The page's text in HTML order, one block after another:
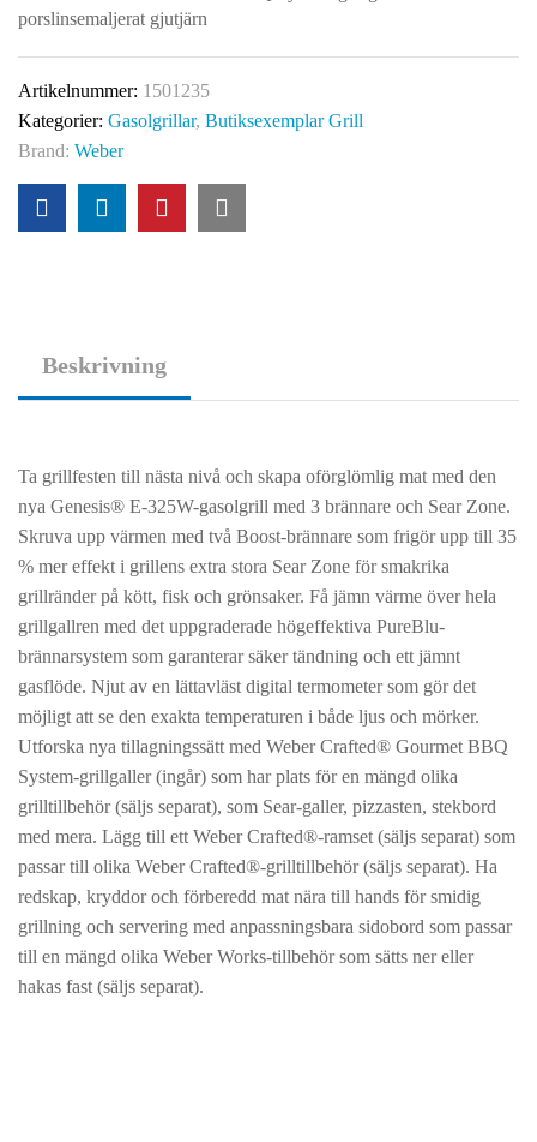
porslinsemaljerat gjutjärn
Artikelnummer: 1501235
Kategorier: Gasolgrillar, Butiksexemplar Grill
Brand: Weber
Beskrivning
Ta grillfesten till nästa nivå och skapa oförglömlig mat med den
nya Genesis® E-325W-gasolgrill med 3 brännare och Sear Zone.
Skruva upp värmen med två Boost-brännare som frigör upp till 35
% mer effekt i grillens extra stora Sear Zone för smakrika
grillränder på kött, fisk och grönsaker. Få jämn värme över hela
grillgallren med det uppgraderade högeffektiva PureBlu-
brännarsystem som garanterar säker tändning och ett jämnt
gasflöde. Njut av en lättavläst digital termometer som gör det
möjligt att se den exakta temperaturen i både ljus och mörker.
Utforska nya tillagningssätt med Weber Crafted® Gourmet BBQ
System-grillgaller (ingår) som har plats för en mängd olika
grilltillbehör (säljs separat), som Sear-galler, pizzasten, stekbord
med mera. Lägg till ett Weber Crafted®-ramset (säljs separat) som
passar till olika Weber Crafted®-grilltillbehör (säljs separat). Ha
redskap, kryddor och förberedd mat nära till hands för smidig
grillning och servering med anpassningsbara sidobord som passar
till en mängd olika Weber Works-tillbehör som sätts ner eller
hakas fast (säljs separat).